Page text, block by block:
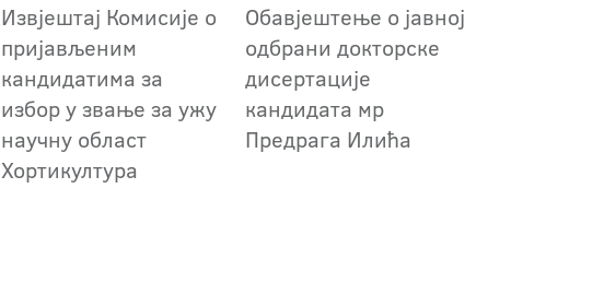
Извјештај Комисије о
пријављеним
кандидатима за
избор у звање за ужу
научну област
Хортикултура
Обавјештење о јавној
одбрани докторске
дисертације
кандидата мр
Предрага Илића